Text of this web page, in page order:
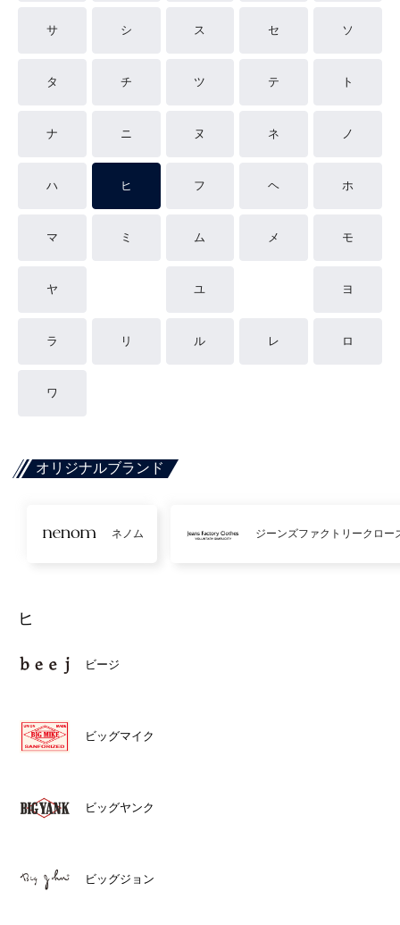
サ シ ス セ ソ
タ チ ツ テ ト
ナ ニ ヌ ネ ノ
ハ ヒ フ ヘ ホ
マ ミ ム メ モ
ヤ ユ ヨ
ラ リ ル レ ロ
ワ
オリジナルブランド
ネノム ジーンズファクトリークロー
ヒ
ビージ
ビッグマイク
ビッグヤンク
ビッグジョン